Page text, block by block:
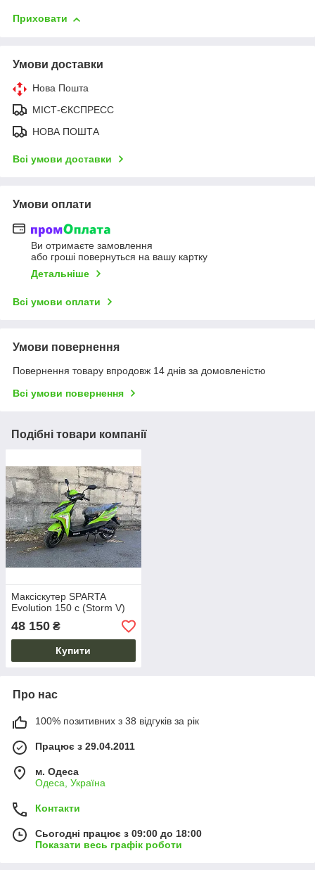
Приховати
Умови доставки
Нова Пошта
МІСТ-ЄКСПРЕСС
НОВА ПОШТА
Всі умови доставки
Умови оплати
Ви отримаєте замовлення
або гроші повернуться на вашу картку
Детальніше
Всі умови оплати
Умови повернення
Повернення товару впродовж 14 днів за домовленістю
Всі умови повернення
Подібні товари компанії
Максіскутер SPARTA
Evolution 150 c (Storm V)
48 150 ₴
Купити
Про нас
100% позитивних з 38 відгуків за рік
Працює з 29.04.2011
м. Одеса
Одеса, Україна
Контакти
Сьогодні працює з 09:00 до 18:00
Показати весь графік роботи